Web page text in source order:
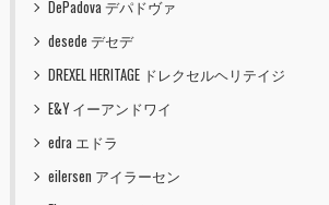
DePadova デパドヴァ
desede デセデ
DREXEL HERITAGE ドレクセルヘリテイジ
E&Y イーアンドワイ
edra エドラ
eilersen アイラーセン